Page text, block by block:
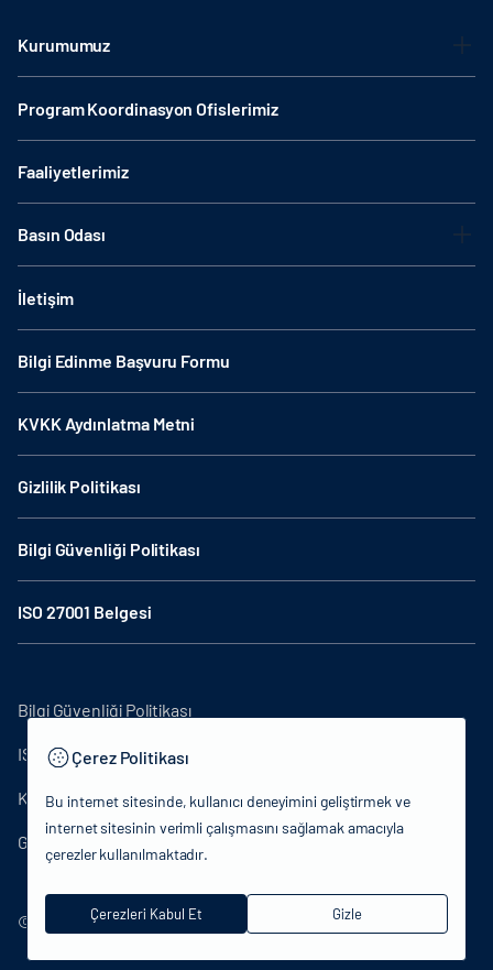
Kurumumuz
Program Koordinasyon Ofislerimiz
Faaliyetlerimiz
Basın Odası
İletişim
Bilgi Edinme Başvuru Formu
KVKK Aydınlatma Metni
Gizlilik Politikası
Bilgi Güvenliği Politikası
ISO 27001 Belgesi
© 2024 T.C.Kütlür ve Turizm Bakanlığı - Tüm hakları saklıdır.
Bilgi Güvenliği Politikası
ISO27001
KVKK Aydınlatma Metni
Gizlilik Politikası
Çerez Politikası
Bu internet sitesinde, kullanıcı deneyimini geliştirmek ve
internet sitesinin verimli çalışmasını sağlamak amacıyla
çerezler kullanılmaktadır.
Çerezleri Kabul Et Gizle